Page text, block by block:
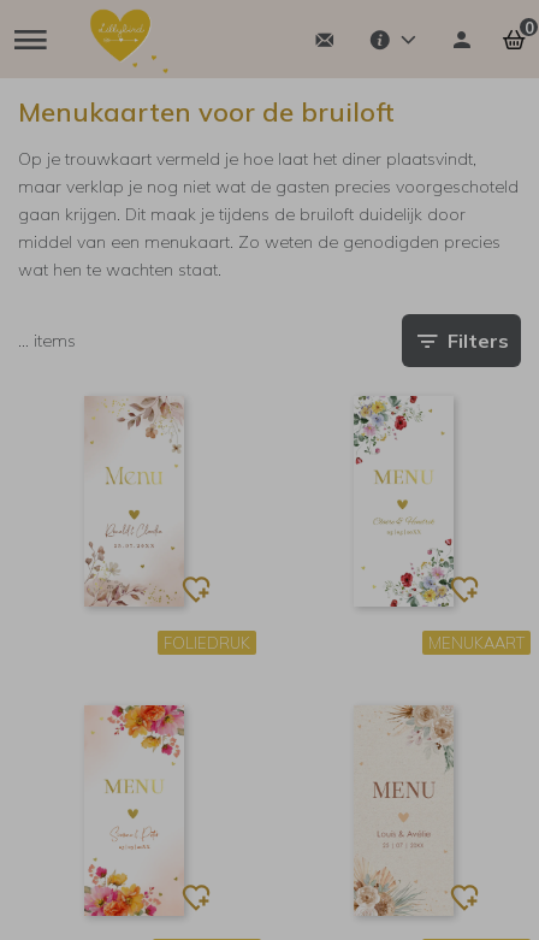
0
Menukaarten voor de bruiloft
Op je trouwkaart vermeld je hoe laat het diner plaatsvindt,
maar verklap je nog niet wat de gasten precies voorgeschoteld
gaan krijgen. Dit maak je tijdens de bruiloft duidelijk door
middel van een menukaart. Zo weten de genodigden precies
wat hen te wachten staat.
items Filters
FOLIEDRUK MENUKAART